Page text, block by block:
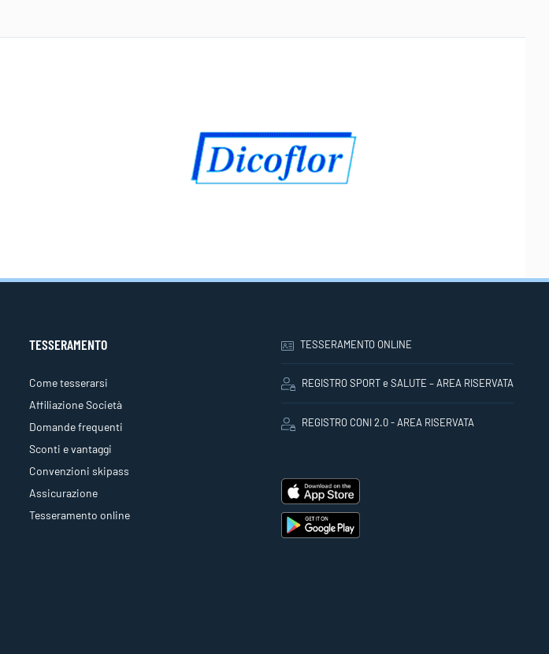
TESSERAMENTO
Come tesserarsi
Affiliazione Società
Domande frequenti
Sconti e vantaggi
Convenzioni skipass
Assicurazione
Tesseramento online
TESSERAMENTO ONLINE
REGISTRO SPORT e SALUTE – AREA RISERVATA
REGISTRO CONI 2.0 - AREA RISERVATA